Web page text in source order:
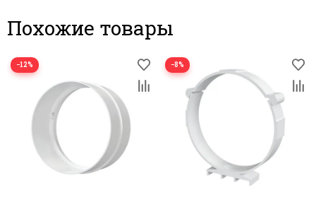
Похожие товары
−12% −8%